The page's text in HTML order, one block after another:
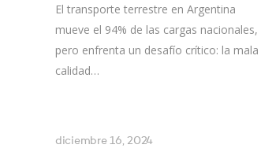
El transporte terrestre en Argentina
mueve el 94% de las cargas nacionales,
pero enfrenta un desafío crítico: la mala
calidad…
diciembre 16, 2024